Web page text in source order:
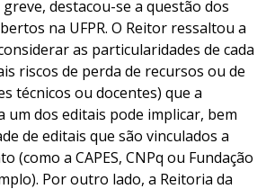
destacou-se a questão dos
na UFPR. O Reitor ressaltou a
as particularidades de cada
riscos de perda de recursos ou de
técnicos ou docentes) que a
um dos editais pode implicar, bem
de editais que são vinculados a
(como a CAPES, CNPq ou Fundação
Por outro lado, a Reitoria da